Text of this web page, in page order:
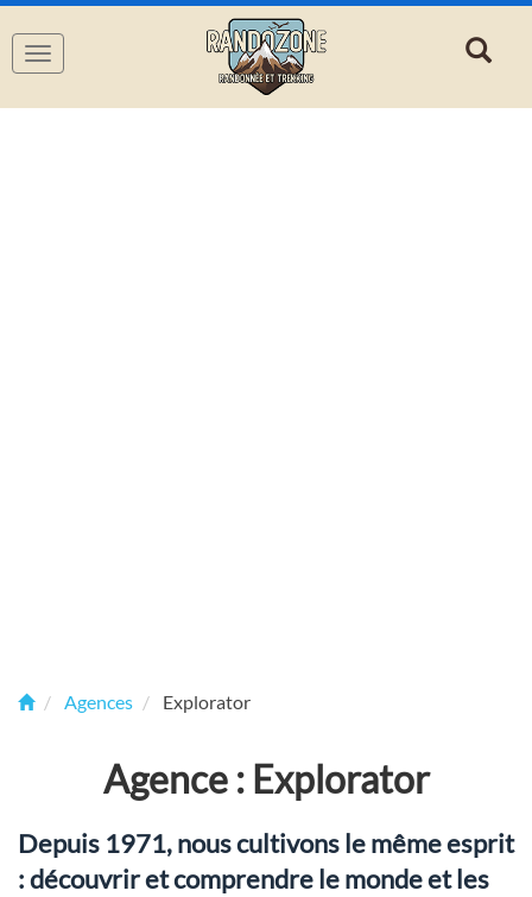
Navigation
Agences Explorator
Agence : Explorator
Depuis 1971, nous cultivons le même esprit
: découvrir et comprendre le monde et les